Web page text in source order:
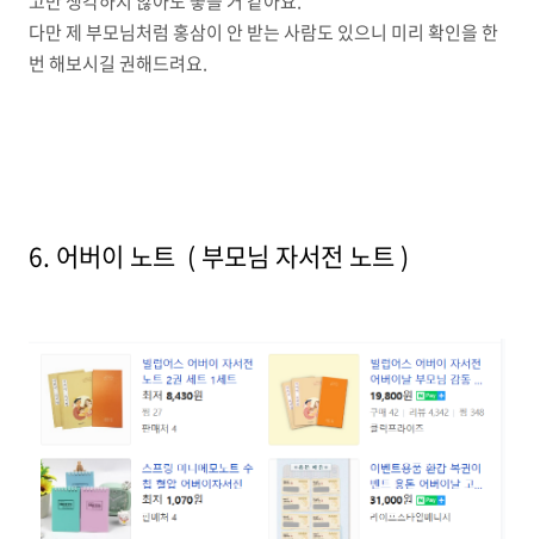
다만 제 부모님처럼 홍삼이 안 받는 사람도 있으니 미리 확인을 한
번 해보시길 권해드려요.
6. 어버이 노트 ( 부모님 자서전 노트 )